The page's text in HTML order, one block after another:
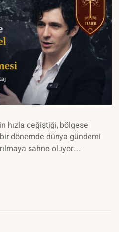
hızla değiştiği, bölgesel
dönemde dünya gündemi
sahne oluyor….